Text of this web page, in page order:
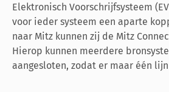
Elektronisch Voorschrijfsysteem
voor ieder systeem een aparte
naar Mitz kunnen zij de Mitz
Hierop kunnen meerdere
aangesloten, zodat er maar één